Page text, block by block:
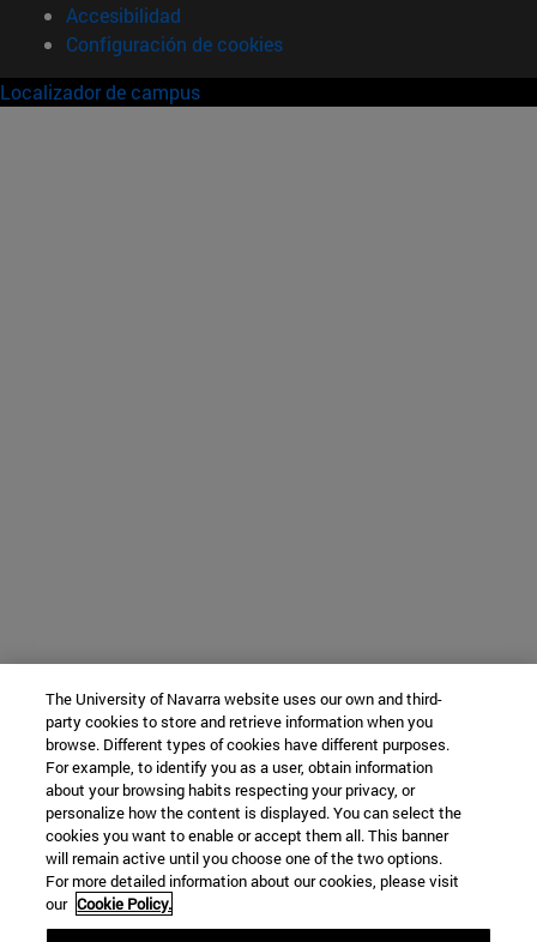
Accesibilidad
Configuración de cookies
Localizador de campus
The University of Navarra website uses our own and third-
party cookies to store and retrieve information when you
browse. Different types of cookies have different purposes.
For example, to identify you as a user, obtain information
about your browsing habits respecting your privacy, or
personalize how the content is displayed. You can select the
cookies you want to enable or accept them all. This banner
will remain active until you choose one of the two options.
For more detailed information about our cookies, please visit
our Cookie Policy.